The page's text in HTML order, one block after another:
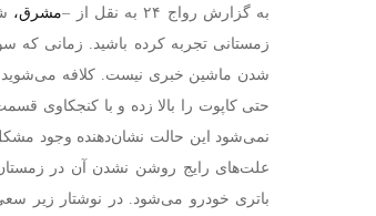
به گزارش رواج ۲۴ به نقل از – مشرق،
زمستانی تجربه کرده باشید. زمانی که
شدن ماشین خبری نیست. کلافه می‌شوید
حتی کاپوت را بالا زده و با کنجکاوی
نمی‌شود این حالت نشان‌دهنده وجود
علت‌های رایج روشن نشدن آن در
باتری خودرو می‌شود. در نوشتار زیر